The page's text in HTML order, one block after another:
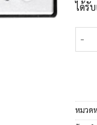
ได้รั
จำน
หมวด